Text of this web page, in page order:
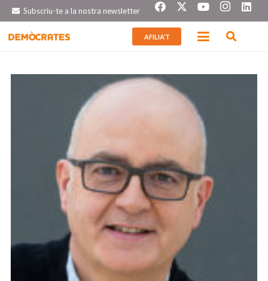
Subscriu-te a la nostra newsletter
AFILIA’T